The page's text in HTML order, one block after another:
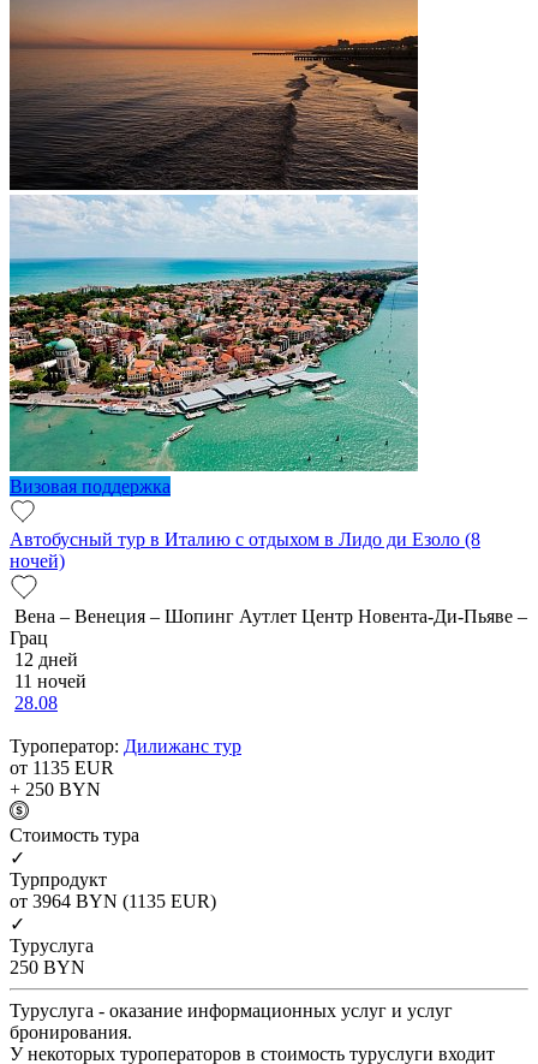
Визовая поддержка
Автобусный тур в Италию с отдыхом в Лидо ди Езоло (8
ночей)
Вена – Венеция – Шопинг Аутлет Центр Новента-Ди-Пьяве –
Грац
12 дней
11 ночей
28.08
Туроператор: Дилижанс тур
от 1135 EUR
+ 250 BYN
Cтоимость тура
✓
Турпродукт
от 3964 BYN (1135 EUR)
✓
Туруслуга
250 BYN
Туруслуга - оказание информационных услуг и услуг
бронирования.
У некоторых туроператоров в стоимость туруслуги входит